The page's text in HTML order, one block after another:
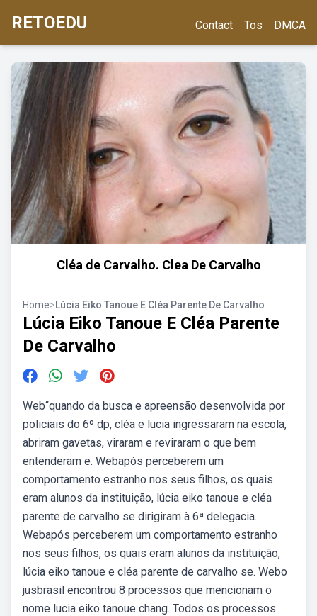
RETOEDU Contact Tos DMCA
Cléa de Carvalho. Clea De Carvalho
Home>Lúcia Eiko Tanoue E Cléa Parente De Carvalho
Lúcia Eiko Tanoue E Cléa Parente
De Carvalho
Web“quando da busca e apreensão desenvolvida por
policiais do 6º dp, cléa e lucia ingressaram na escola,
abriram gavetas, viraram e reviraram o que bem
entenderam e. Webapós perceberem um
comportamento estranho nos seus filhos, os quais
eram alunos da instituição, lúcia eiko tanoue e cléa
parente de carvalho se dirigiram à 6ª delegacia.
Webapós perceberem um comportamento estranho
nos seus filhos, os quais eram alunos da instituição,
lúcia eiko tanoue e cléa parente de carvalho se. Webo
jusbrasil encontrou 8 processos que mencionam o
nome lucia eiko tanoue chang. Todos os processos